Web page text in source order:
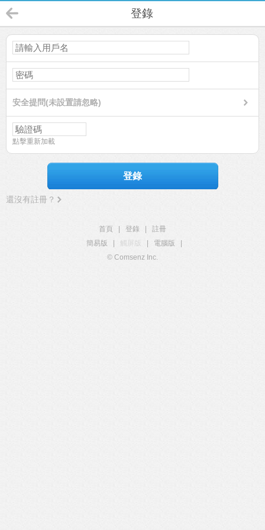
登錄
安全提問(未設置請忽略)
點擊重新加載
登錄
還沒有註冊？
首頁 登錄
註冊
簡易版
觸屏版 電腦版
© Comsenz Inc.